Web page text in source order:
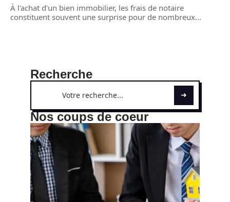
À l'achat d'un bien immobilier, les frais de notaire
constituent souvent une surprise pour de nombreux…
Recherche
Nos coups de coeur